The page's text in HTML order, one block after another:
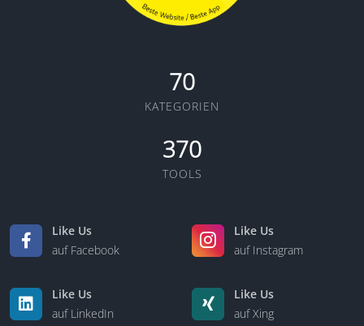
70
KATEGORIEN
370
TOOLS
Like Us
auf Facebook
Like Us
auf Instagram
Like Us
auf LinkedIn
Like Us
auf Xing